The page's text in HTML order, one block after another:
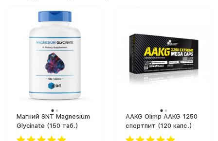
Магний SNT Magnesium
Glycinate (150 таб.)
AAKG Olimp AAKG 1250
спортпит (120 капс.)